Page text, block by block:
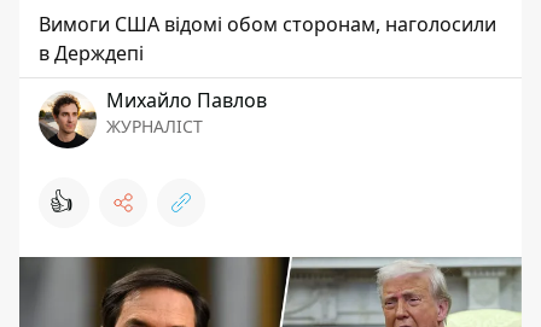
Вимоги США відомі обом сторонам, наголосили
в Держдепі
Михайло Павлов
ЖУРНАЛІСТ
👍